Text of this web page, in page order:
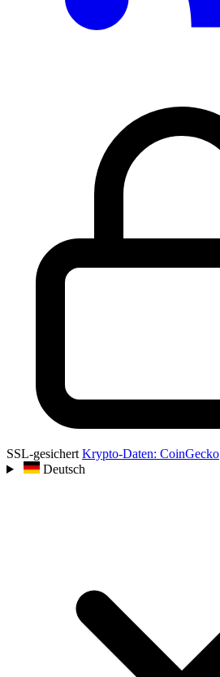
SSL-gesichert Krypto-Daten: CoinGecko
Deutsch